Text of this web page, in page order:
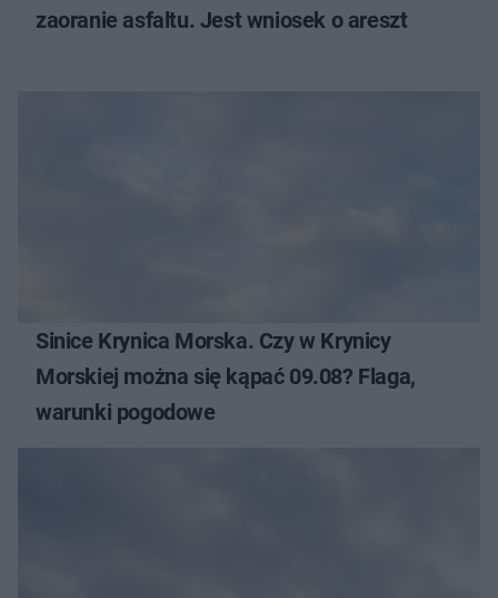
zaoranie asfaltu. Jest wniosek o areszt
Sinice Krynica Morska. Czy w Krynicy
Morskiej można się kąpać 09.08? Flaga,
warunki pogodowe